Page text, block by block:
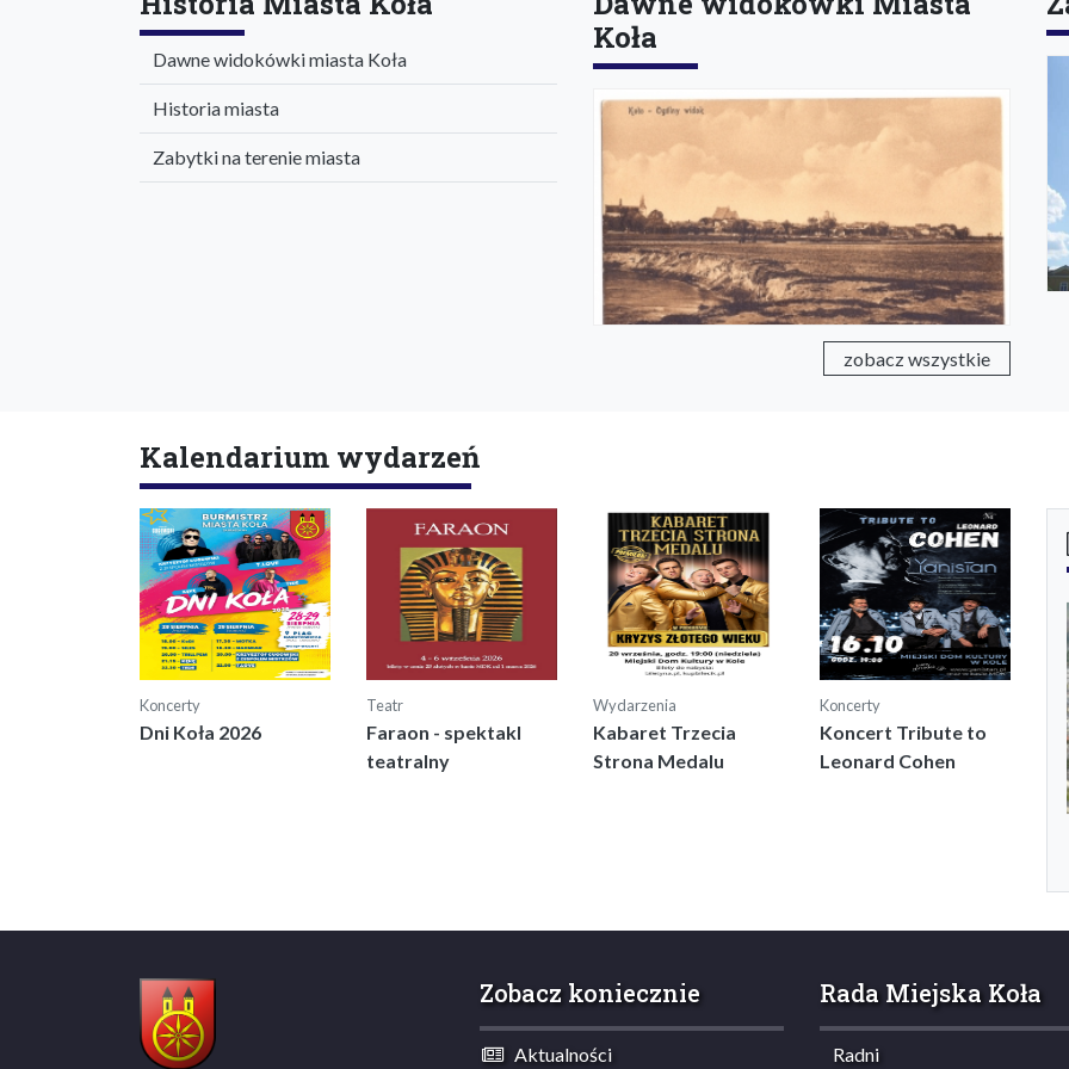
Dawne widokówki miasta Koła
Historia miasta
Zabytki na terenie miasta
Koła
zobacz wszystkie
Kalendarium wydarzeń
Koncerty
Dni Koła 2026
Teatr
Faraon - spektakl
teatralny
Wydarzenia
Kabaret Trzecia
Strona Medalu
Koncerty
Koncert Tribute to
Leonard Cohen
Zobacz koniecznie
Aktualności
Rada Miejska Koła
Radni